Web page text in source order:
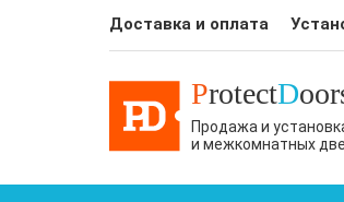
Доставка и оплата
ProtectD
Продажа и
и межкомнатных